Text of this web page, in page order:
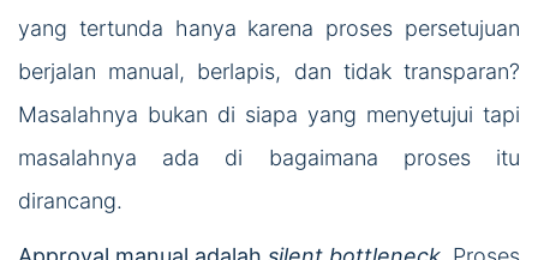
yang tertunda hanya karena proses persetujuan
berjalan manual, berlapis, dan tidak transparan?
Masalahnya bukan di siapa yang menyetujui tapi
masalahnya ada di bagaimana proses itu
dirancang.